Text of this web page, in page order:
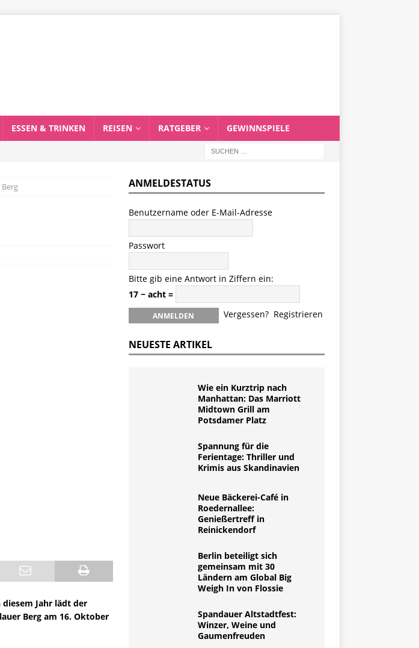
ESSEN & TRINKEN REISEN RATGEBER GEWINNSPIELE
Jahr lädt der
Berg am 16. Oktober
ANMELDESTATUS
Benutzername oder E-Mail-Adresse
Passwort
Bitte gib eine Antwort in Ziffern ein:
17 − acht =
Vergessen? Registrieren
NEUESTE ARTIKEL
Wie ein Kurztrip nach
Manhattan: Das Marriott
Midtown Grill am
Potsdamer Platz
Spannung für die
Ferientage: Thriller und
Krimis aus Skandinavien
Neue Bäckerei-Café in
Roedernallee:
Genießertreff in
Reinickendorf
Berlin beteiligt sich
gemeinsam mit 30
Ländern am Global Big
Weigh In von Flossie
Spandauer Altstadtfest:
Winzer, Weine und
Gaumenfreuden